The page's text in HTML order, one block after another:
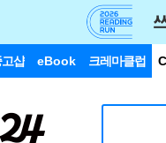
고샵 eBook 크레마클럽